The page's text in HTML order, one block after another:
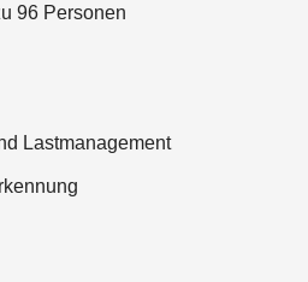
96 Personen
Lastmanagement